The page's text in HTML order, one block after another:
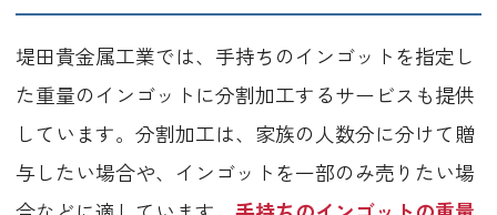
堤田貴金属工業では、手持ちのインゴットを指定し
た重量のインゴットに分割加工するサービスも提供
しています。分割加工は、家族の人数分に分けて贈
与したい場合や、インゴットを一部のみ売りたい場